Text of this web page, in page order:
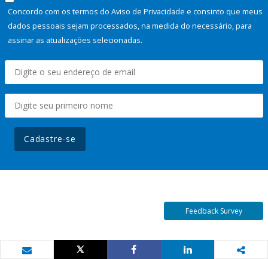
Concordo com os termos do Aviso de Privacidade e consinto que meus
dados pessoais sejam processados, na medida do necessário, para
assinar as atualizações selecionadas.
Cadastre-se
Feedback Survey